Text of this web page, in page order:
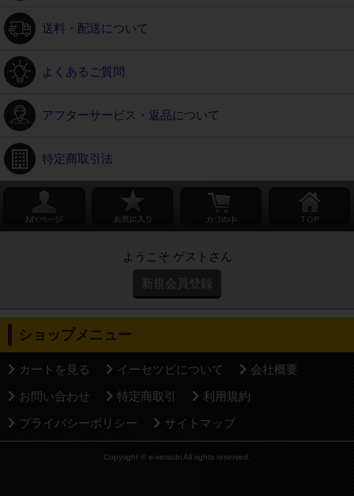
送料・配送について
よくあるご質問
アフターサービス・返品について
特定商取引法
ようこそ ゲストさん
新規会員登録
ショップメニュー
カートを見る イーセツビについて
会社概要
お問い合わせ
特定商取引
利用規約
プライバシーポリシー
サイトマップ
Copyright © e-setsubi All rights reserved.